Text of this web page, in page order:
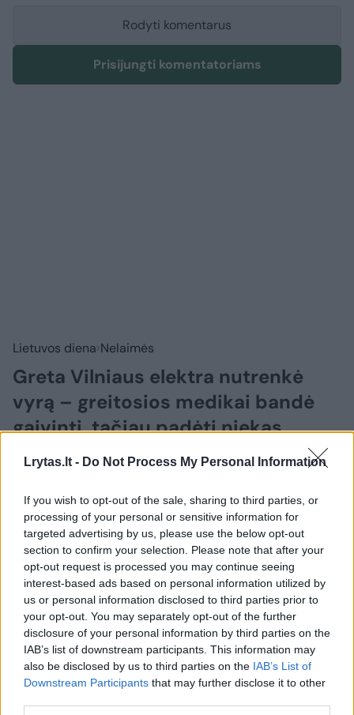
Lrytas.lt - Do Not Process My Personal Information
If you wish to opt-out of the sale, sharing to third parties, or
processing of your personal or sensitive information for
targeted advertising by us, please use the below opt-out
section to confirm your selection. Please note that after your
opt-out request is processed you may continue seeing
interest-based ads based on personal information utilized by
us or personal information disclosed to third parties prior to
your opt-out. You may separately opt-out of the further
disclosure of your personal information by third parties on the
IAB’s list of downstream participants. This information may
also be disclosed by us to third parties on the IAB’s List of
Downstream Participants that may further disclose it to other
Rodyti komentarus
Prisijungti komentatoriams
Lietuvos diena Nelaimės
Greta Vilniaus elektra nutrenkė
vyrą – greitosios medikai bandė
gaivinti, tačiau padėti niekas
nebegalėjo
Lrytas.lt
Vilniaus policijos pareigūnai aiškinasi
aplinkybes nelaimės, kuomet elektra
galėjo nutrenkti 41 metų vyrą. Greitosios
pagalbos medikai vyriškį dar bandė
gaivinti, tačiau jam padėti jau niekas
nebegalėjo.